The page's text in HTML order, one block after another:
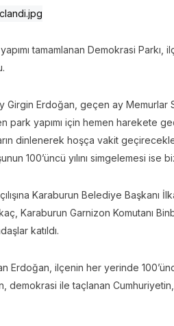
tamamlanan Demokrasi Parkı,
Girgin Erdoğan, geçen ay Memurlar
park yapımı için hemen harekete
dinlenerek hoşça vakit
100’üncü yılını simgelemesi ise
Karaburun Belediye Başkanı
Karaburun Garnizon Komutanı
katıldı.
Erdoğan, ilçenin her yerinde
demokrasi ile taçlanan